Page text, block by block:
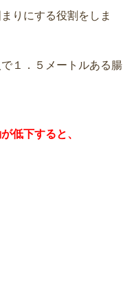
りにする役割をしま
１．５メートルある腸
低下すると、